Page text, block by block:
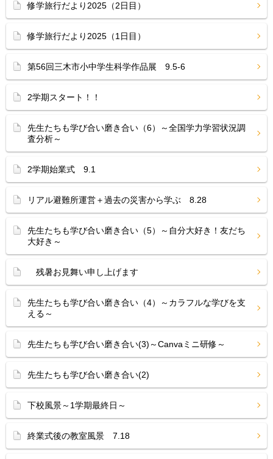
修学旅行だより2025（2日目）
修学旅行だより2025（1日目）
第56回三木市小中学生科学作品展 9.5-6
2学期スタート！！
先生たちも学び合い磨き合い（6）～全国学力学習状況調
査分析～
2学期始業式 9.1
リアル避難所運営＋過去の災害から学ぶ 8.28
先生たちも学び合い磨き合い（5）～自分大好き！友だち
大好き～
残暑お見舞い申し上げます
先生たちも学び合い磨き合い（4）～カラフルな学びを支
える～
先生たちも学び合い磨き合い(3)～Canvaミニ研修～
先生たちも学び合い磨き合い(2)
下校風景～1学期最終日～
終業式後の教室風景 7.18